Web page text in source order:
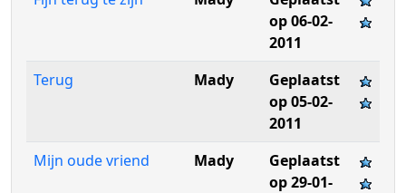
op 06-02-
2011
Terug
Mady
Geplaatst
op 05-02-
2011
Mijn oude vriend
Mady
Geplaatst
op 29-01-